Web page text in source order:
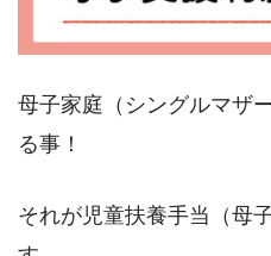
母子家庭（シングルマザ
る事！
それが児童扶養手当（母